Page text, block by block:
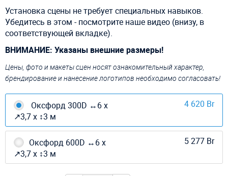
Установка сцены не требует специальных навыков.
Убедитесь в этом - посмотрите наше видео (внизу, в
соответствующей вкладке).
ВНИМАНИЕ: Указаны внешние размеры!
Цены, фото и макеты сцен носят ознакомительный характер,
брендирование и нанесение логотипов необходимо согласовать!
Оксфорд 300D ↔6 х
↗3,7 х ↕3 м
4 620 Br
Оксфорд 600D ↔6 х
↗3,7 х ↕3 м
5 277 Br